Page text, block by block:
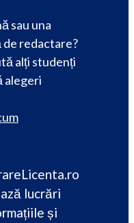
sau una
de redactare?
alți studenți
alegeri
lucrări
și